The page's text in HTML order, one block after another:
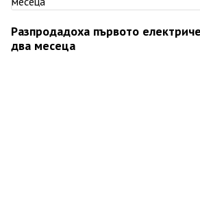
Разпродадоха първото
два месеца